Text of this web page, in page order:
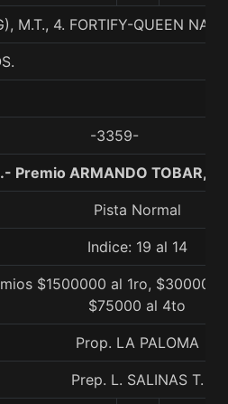
M.T., 4. FORTIFY-QUEEN
-3359-
Premio ARMANDO TOBAR,
Pista Normal
Indice: 19 al 14
$1500000 al 1ro,
$75000 al 4to
Prop. LA PALOMA
Prep. L. SALINAS T.